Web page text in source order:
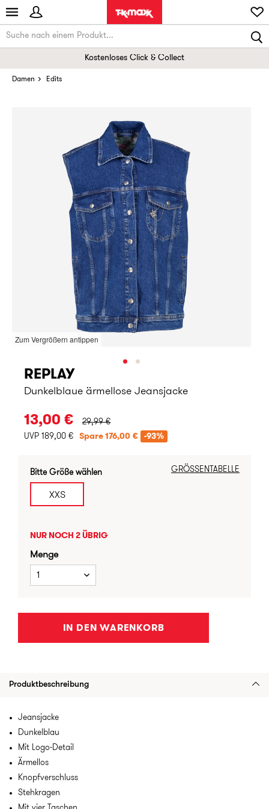
Kostenloses Click & Collect
Damen Edits
Zum Vergrößern antippen
REPLAY
Dunkelblaue ärmellose Jeansjacke
13,00 € URSPRÜNGLICHER PREIS:
29,99 €
UVP 189,00 €
Spare 176,00 € -93%
GRÖSSENTABELLE
Bitte Größe wählen
XXS
NUR NOCH 2 ÜBRIG
Menge
1
IN DEN WARENKORB
Produktbeschreibung
Jeansjacke
Dunkelblau
Mit Logo-Detail
Ärmellos
Knopfverschluss
Stehkragen